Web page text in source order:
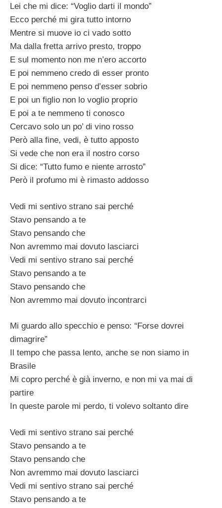
Lei che mi dice: “Voglio darti il mondo”
Ecco perché mi gira tutto intorno
Mentre si muove io ci vado sotto
Ma dalla fretta arrivo presto, troppo
E sul momento non me n’ero accorto
E poi nemmeno credo di esser pronto
E poi nemmeno penso d’esser sobrio
E poi un figlio non lo voglio proprio
E poi a te nemmeno ti conosco
Cercavo solo un po’ di vino rosso
Però alla fine, vedi, è tutto apposto
Si vede che non era il nostro corso
Si dice: “Tutto fumo e niente arrosto”
Però il profumo mi è rimasto addosso
Vedi mi sentivo strano sai perché
Stavo pensando a te
Stavo pensando che
Non avremmo mai dovuto lasciarci
Vedi mi sentivo strano sai perché
Stavo pensando a te
Stavo pensando che
Non avremmo mai dovuto incontrarci
Mi guardo allo specchio e penso: “Forse dovrei
dimagrire”
Il tempo che passa lento, anche se non siamo in
Brasile
Mi copro perché è già inverno, e non mi va mai di
partire
In queste parole mi perdo, ti volevo soltanto dire
Vedi mi sentivo strano sai perché
Stavo pensando a te
Stavo pensando che
Non avremmo mai dovuto lasciarci
Vedi mi sentivo strano sai perché
Stavo pensando a te